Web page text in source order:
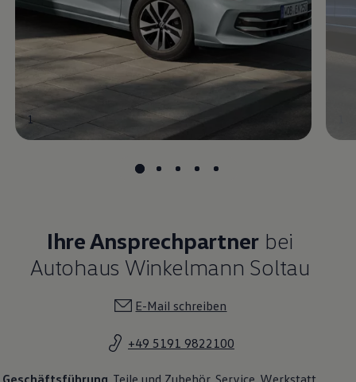
1
Ihre Ansprechpartner bei
Autohaus Winkelmann Soltau
E-Mail schreiben
+49 5191 9822100